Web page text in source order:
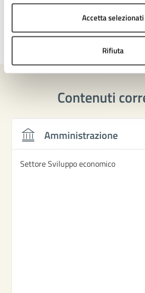
Accetta selezionati
Rifiuta
20/11/2024,
Contenuti
Amministrazione
Settore Sviluppo economico